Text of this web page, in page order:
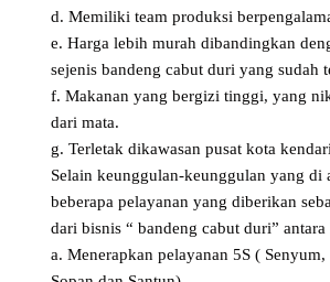
d. Memiliki team produksi
e. Harga lebih murah dibandingkan
sejenis bandeng cabut duri yang sudah
f. Makanan yang bergizi tinggi, yang
dari mata.
g. Terletak dikawasan pusat kota
Selain keunggulan-keunggulan yang di
beberapa pelayanan yang diberikan
dari bisnis “ bandeng cabut duri” antara
a. Menerapkan pelayanan 5S ( Senyum,